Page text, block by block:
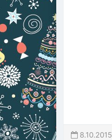
8.10.2015